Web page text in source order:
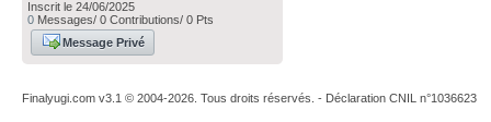
Inscrit le 24/06/2025
0 Messages/ 0 Contributions/ 0 Pts
Message Privé
Finalyugi.com v3.1 © 2004-2026. Tous droits réservés. - Déclaration CNIL n°1036623